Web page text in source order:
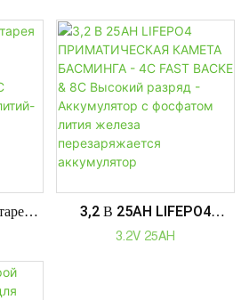
Ач 3,2 В 25 Ач 30 Ач
Аккумулятор Для Быстрой
Зарядки 4C Зарядка 8C
Разрядка
3,2 В 25AH LIFEPO4
ПРИМАТИЧЕСКАЯ
3.2V 25AH